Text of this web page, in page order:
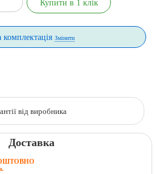
комплектаціяЗмінити
від виробника
Доставка